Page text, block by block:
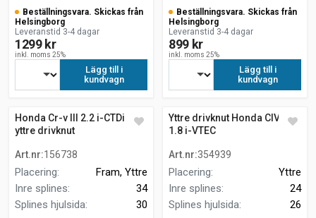
Beställningsvara. Skickas från
Helsingborg
Leveranstid 3-4 dagar
1299 kr
inkl. moms 25%
Lägg till i
kundvagn
Beställningsvara. Skickas från
Helsingborg
Leveranstid 3-4 dagar
899 kr
inkl. moms 25%
Lägg till i
kundvagn
Honda Cr-v III 2.2 i-CTDi 4wd
yttre drivknut
Art.nr:156738
Placering:
Fram, Yttre
Inre splines:
34
Splines hjulsida: 30
Yttre drivknut Honda CIVIC IX
1.8 i-VTEC
Art.nr:354939
Placering:
Yttre
Inre splines:
24
Splines hjulsida: 26